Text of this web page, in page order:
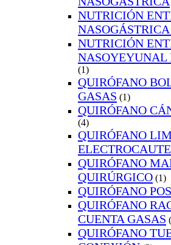
NUTRICIÓN
NUTRICIÓN
(1)
QUIRÓFANO
GASAS (1)
QUIRÓFANO
(4)
QUIRÓFANO
QUIRÓFANO
QUIRÚRGICO (1)
QUIRÓFANO
QUIRÓFANO
CUENTA GASAS
QUIRÓFANO